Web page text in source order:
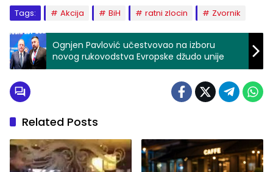
Tags: Akcija BiH ratni zlocin Zvornik
Ognjen Pavlović učestvovao na izboru
novog rukovodstva Evropske džudo unije
Related Posts